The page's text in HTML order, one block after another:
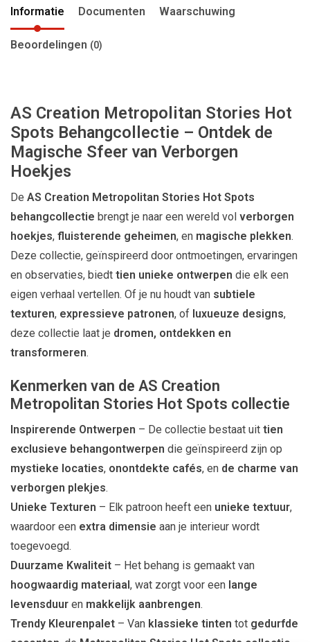
Informatie Documenten Waarschuwing
Beoordelingen (0)
AS Creation Metropolitan Stories Hot
Spots Behangcollectie – Ontdek de
Magische Sfeer van Verborgen
Hoekjes
De AS Creation Metropolitan Stories Hot Spots
behangcollectie brengt je naar een wereld vol verborgen
hoekjes, fluisterende geheimen, en magische plekken.
Deze collectie, geïnspireerd door ontmoetingen, ervaringen
en observaties, biedt tien unieke ontwerpen die elk een
eigen verhaal vertellen. Of je nu houdt van subtiele
texturen, expressieve patronen, of luxueuze designs,
deze collectie laat je dromen, ontdekken en
transformeren.
Kenmerken van de AS Creation
Metropolitan Stories Hot Spots collectie
Inspirerende Ontwerpen – De collectie bestaat uit tien
exclusieve behangontwerpen die geïnspireerd zijn op
mystieke locaties, onontdekte cafés, en de charme van
verborgen plekjes.
Unieke Texturen – Elk patroon heeft een unieke textuur,
waardoor een extra dimensie aan je interieur wordt
toegevoegd.
Duurzame Kwaliteit – Het behang is gemaakt van
hoogwaardig materiaal, wat zorgt voor een lange
levensduur en makkelijk aanbrengen.
Trendy Kleurenpalet – Van klassieke tinten tot gedurfde